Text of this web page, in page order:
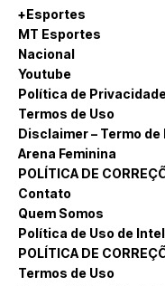
+Esportes
MT Esportes
Nacional
Youtube
Política de
Termos de Uso
Disclaimer – Termo
Arena Feminina
POLÍTICA DE
Contato
Quem Somos
Política de Uso de
POLÍTICA DE
Termos de Uso